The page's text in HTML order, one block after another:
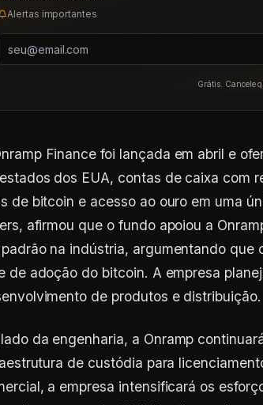
Alertas importantes
Grátis. Cancele
Finance foi lançada em abril e
dos EUA, contas de caixa com
de bitcoin e acesso ao ouro em uma
afirmou que o fundo apoiou a
na indústria, argumentando
de adoção do bitcoin. A empresa
de produtos e distribuição.
da engenharia, a Onramp
de custódia para
a empresa intensificará os